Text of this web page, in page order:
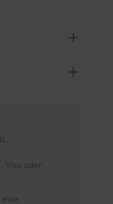
Visa oder
eine